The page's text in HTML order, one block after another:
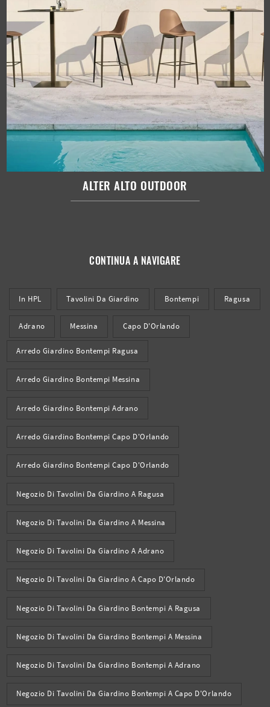
ALTER ALTO OUTDOOR
CONTINUA A NAVIGARE
In HPL Tavolini Da Giardino Bontempi Ragusa
Adrano Messina Capo D'Orlando
Arredo Giardino Bontempi Ragusa
Arredo Giardino Bontempi Messina
Arredo Giardino Bontempi Adrano
Arredo Giardino Bontempi Capo D'Orlando
Arredo Giardino Bontempi Capo D'Orlando
Negozio Di Tavolini Da Giardino A Ragusa
Negozio Di Tavolini Da Giardino A Messina
Negozio Di Tavolini Da Giardino A Adrano
Negozio Di Tavolini Da Giardino A Capo D'Orlando
Negozio Di Tavolini Da Giardino Bontempi A Ragusa
Negozio Di Tavolini Da Giardino Bontempi A Messina
Negozio Di Tavolini Da Giardino Bontempi A Adrano
Negozio Di Tavolini Da Giardino Bontempi A Capo D'Orlando